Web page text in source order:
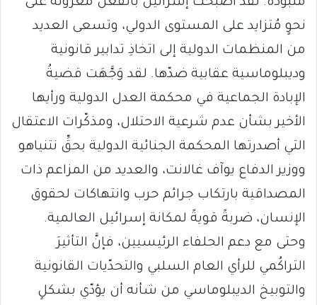
منبوذة. لقد أصبحت إسرائيل بالفعل معزولةً على
نحوٍ مُتزايد على المستوى الدولي، وتسعى العديد
من المنظمات الدولية إلى اتخاذِ تدابير قانونية
وديبلوماسية عقابية ضدّها. لقد وَجَّهَت قضيةُ
الإبادة الجماعية في محكمة العدل الدولية ورأيها
الأخير بشأن عدم شرعية الاحتلال، ومذكّرات الاعتقال
التي أصدرتها المحكمة الجنائية الدولية بحقِّ نتنياهو
ووزير الدفاع يوآف غالانت، والعديد من المزاعم ذات
المصداقية بارتكاب جرائم حرب وانتهاكات لحقوق
الإنسان، ضربةً قويةً لمكانة إسرائيل العالمية.
وحتى مع دعم الحلفاء الرئيسيين، فإنَّ التأثيرَ
التراكُمي للرأي العام السلبي والتحدّيات القانونية
والتوبيخ الديبلوماسي من شأنه أن يؤدّي بشكلٍ